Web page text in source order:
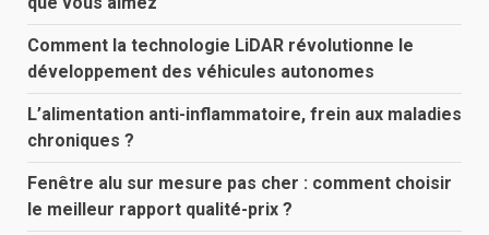
Comment la technologie LiDAR révolutionne le
développement des véhicules autonomes
L’alimentation anti-inflammatoire, frein aux maladies
chroniques ?
Fenêtre alu sur mesure pas cher : comment choisir
le meilleur rapport qualité-prix ?